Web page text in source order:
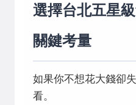
選擇台北五星
關鍵考量
如果你不想花大錢卻
看。